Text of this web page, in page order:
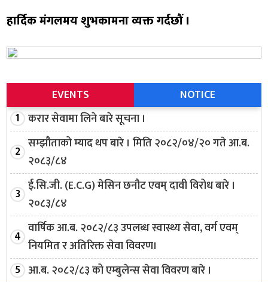
हार्दिक मंगलमय शुभकामना व्यक्त गर्दछौं ।
EVENTS
NOTICE
करार सेवामा लिने बारे सूचना ।
सम्झौताको म्याद थप बारे । मिति २०८२/०४/२० गते आ.ब.
२०८३/८४
ई.सि.जी. (E.C.G) मेसिन छनौट एवम् दावी विरोध बारे ।
२०८३/८४
वार्षिक आ.ब. २०८२/८३ उपलब्ध स्वास्थ्य सेवा, वर्ग एवम्
नियमित र अतिरिक्त सेवा विवरण।
आ.ब. २०८२/८३ को एम्बुलेन्स सेवा विवरण बारे ।